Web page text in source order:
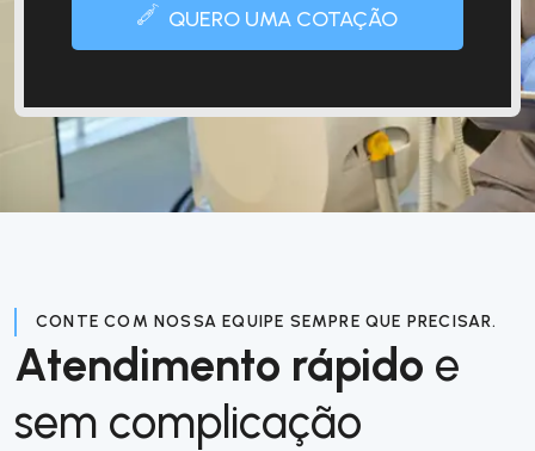
QUERO UMA COTAÇÃO
CONTE COM NOSSA EQUIPE SEMPRE QUE PRECISAR.
Atendimento rápido e
sem complicação